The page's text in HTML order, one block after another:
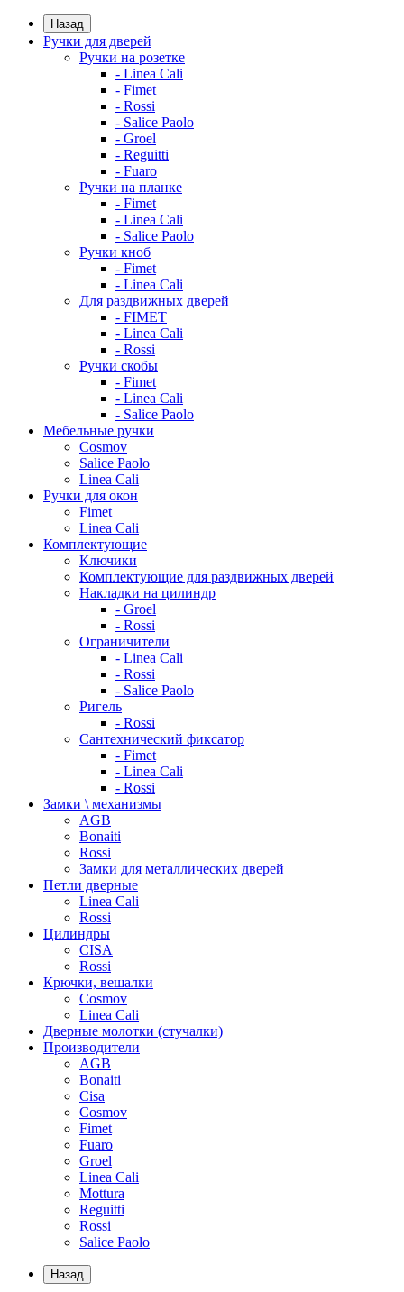
Назад
Ручки для дверей
Ручки на розетке
- Linea Cali
- Fimet
- Rossi
- Salice Paolo
- Groel
- Reguitti
- Fuaro
Ручки на планке
- Fimet
- Linea Cali
- Salice Paolo
Ручки кноб
- Fimet
- Linea Cali
Для раздвижных дверей
- FIMET
- Linea Cali
- Rossi
Ручки скобы
- Fimet
- Linea Cali
- Salice Paolo
Мебельные ручки
Cosmov
Salice Paolo
Linea Cali
Ручки для окон
Fimet
Linea Cali
Комплектующие
Ключики
Комплектующие для раздвижных дверей
Накладки на цилиндр
- Groel
- Rossi
Ограничители
- Linea Cali
- Rossi
- Salice Paolo
Ригель
- Rossi
Сантехнический фиксатор
- Fimet
- Linea Cali
- Rossi
Замки \ механизмы
AGB
Bonaiti
Rossi
Замки для металлических дверей
Петли дверные
Linea Cali
Rossi
Цилиндры
CISA
Rossi
Крючки, вешалки
Cosmov
Linea Cali
Дверные молотки (стучалки)
Производители
AGB
Bonaiti
Cisa
Cosmov
Fimet
Fuaro
Groel
Linea Cali
Mottura
Reguitti
Rossi
Salice Paolo
Назад